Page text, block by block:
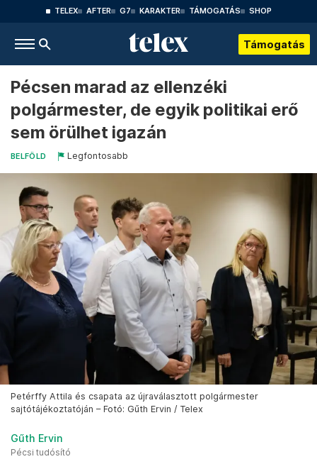
TELEX AFTER G7 KARAKTER TÁMOGATÁS SHOP
Támogatás
Pécsen marad az ellenzéki
polgármester, de egyik politikai erő
sem örülhet igazán
BELFÖLD Legfontosabb
Petérffy Attila és csapata az újraválasztott polgármester
sajtótájékoztatóján – Fotó: Gűth Ervin / Telex
Gűth Ervin
Pécsi tudósító